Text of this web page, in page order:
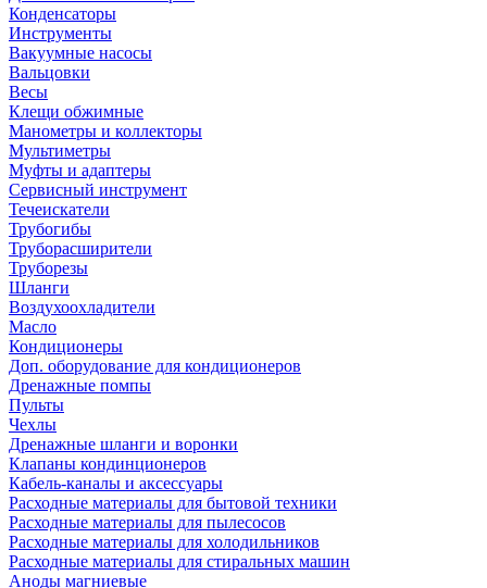
Конденсаторы
Инструменты
Вакуумные насосы
Вальцовки
Весы
Клещи обжимные
Манометры и коллекторы
Мультиметры
Муфты и адаптеры
Сервисный инструмент
Течеискатели
Трубогибы
Труборасширители
Труборезы
Шланги
Воздухоохладители
Масло
Кондиционеры
Доп. оборудование для кондиционеров
Дренажные помпы
Пульты
Чехлы
Дренажные шланги и воронки
Клапаны кондинционеров
Кабель-каналы и аксессуары
Расходные материалы для бытовой техники
Расходные материалы для пылесосов
Расходные материалы для холодильников
Расходные материалы для стиральных машин
Аноды магниевые